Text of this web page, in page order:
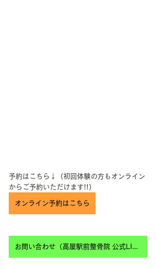
予約はこちら↓（初回体験の方もオンライン
からご予約いただけます!!）
オンライン予約はこちら
お問い合わせ（高屋駅前整骨院 公式LINE）